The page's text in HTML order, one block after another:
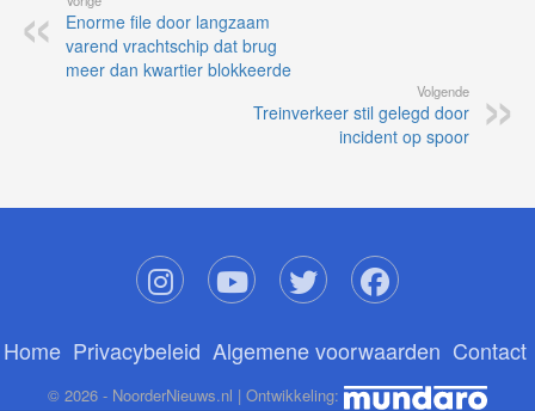
Enorme file door langzaam
varend vrachtschip dat brug
meer dan kwartier blokkeerde
Volgende
Treinverkeer stil gelegd door
incident op spoor
Home Privacybeleid Algemene voorwaarden Contact
© 2026 - NoorderNieuws.nl | Ontwikkeling: